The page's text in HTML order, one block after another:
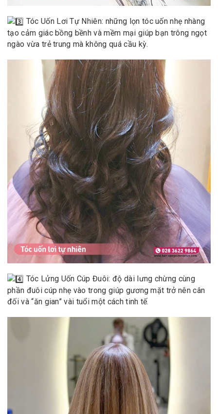
Tóc Uốn Lơi Tự Nhiên: những lọn tóc uốn nhẹ nhàng
tạo cảm giác bồng bềnh và mềm mại giúp bạn trông ngọt
ngào vừa trẻ trung mà không quá cầu kỳ.
Tóc Lửng Uốn Cúp Đuôi: độ dài lưng chừng cùng
phần đuôi cúp nhẹ vào trong giúp gương mặt trở nên cân
đối và “ăn gian” vài tuổi một cách tinh tế.